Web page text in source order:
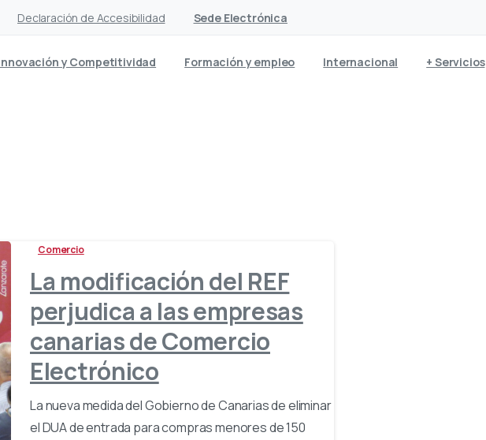
Declaración de Accesibilidad Sede Electrónica
y Competitividad Formación y empleo Internacional + Servicios
Comercio
La modificación del REF
perjudica a las empresas
canarias de Comercio
Electrónico
La nueva medida del Gobierno de Canarias de eliminar
el DUA de entrada para compras menores de 150